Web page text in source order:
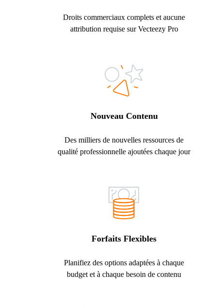
Droits commerciaux complets et aucune
attribution requise sur Vecteezy Pro
Nouveau Contenu
Des milliers de nouvelles ressources de
qualité professionnelle ajoutées chaque jour
Forfaits Flexibles
Planifiez des options adaptées à chaque
budget et à chaque besoin de contenu